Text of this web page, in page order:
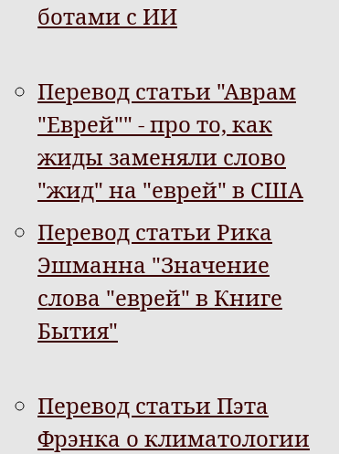
ботами с ИИ
Перевод статьи "Аврам
"Еврей"" - про то, как
жиды заменяли слово
"жид" на "еврей" в США
Перевод статьи Рика
Эшманна "Значение
слова "еврей" в Книге
Бытия"
Перевод статьи Пэта
Фрэнка о климатологии